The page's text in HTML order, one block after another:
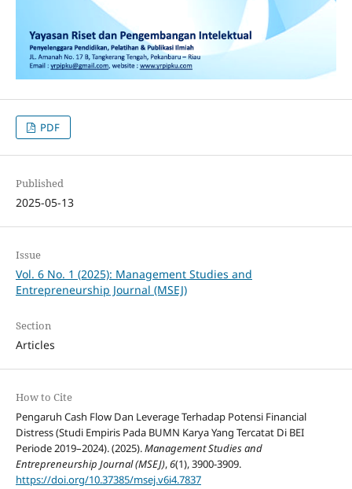
PDF
Published
2025-05-13
Issue
Vol. 6 No. 1 (2025): Management Studies and
Entrepreneurship Journal (MSEJ)
Section
Articles
How to Cite
Pengaruh Cash Flow Dan Leverage Terhadap Potensi Financial
Distress (Studi Empiris Pada BUMN Karya Yang Tercatat Di BEI
Periode 2019–2024). (2025).Management Studies and
Entrepreneurship Journal (MSEJ),6(1), 3900-3909.
https://doi.org/10.37385/msej.v6i4.7837